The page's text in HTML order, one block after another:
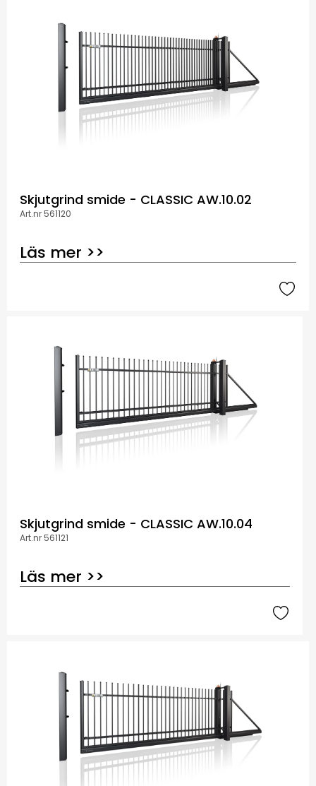
Skjutgrind smide - CLASSIC AW.10.02
Art.nr 561120
Läs mer >>
Skjutgrind smide - CLASSIC AW.10.04
Art.nr 561121
Läs mer >>